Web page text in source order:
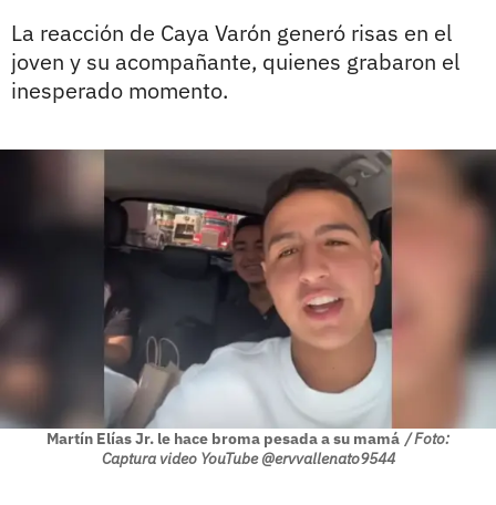
La reacción de Caya Varón generó risas en el
joven y su acompañante, quienes grabaron el
inesperado momento.
Martín Elías Jr. le hace broma pesada a su mamá / Foto:
Captura video YouTube @ervvallenato9544